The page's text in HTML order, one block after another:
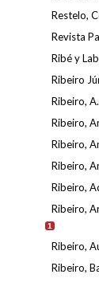
Restelo,
Revista
Ribé y
Ribeiro
Ribeiro,
Ribeiro,
Ribeiro,
Ribeiro,
Ribeiro,
Ribeiro,
1
Ribeiro,
Ribeiro,